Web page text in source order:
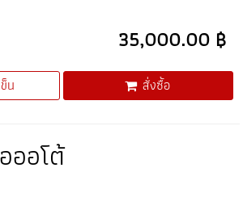
35,000.00 ฿
น สั่งซื้อ
ออโต้